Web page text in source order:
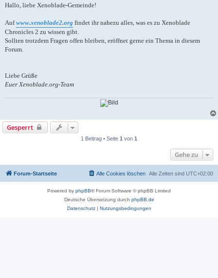
i
a
Hallo, liebe Xenoblade-Gemeinde!
Aufwww.xenoblade2.org findet ihr nahezu alles, was es zu Xenoblade
Chronicles 2 zu wissen gibt.
Sollten trotzdem Fragen offen bleiben, eröffnet gerne ein Thema in diesem
Forum.
Liebe Grüße
Euer Xenoblade.org-Team
Gesperrt
1 Beitrag • Seite 1 von 1
Gehe zu
Forum-Startseite Alle Zeiten sind UTC+02:00
Alle Cookies löschen
Powered by phpBB® Forum Software © phpBB Limited
Deutsche Übersetzung durch phpBB.de
Datenschutz| Nutzungsbedingungen